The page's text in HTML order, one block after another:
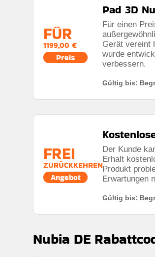
FÜR
1199,00 €
Preis
Pad 3D
Für einen
Gerät vereint
wurde
verbessern.
Gültig bis:
FREI
ZURÜCKKEHREN
Angebot
Der Kunde
Erhalt
Produkt
Erwartungen
Gültig bis:
Nubia DE